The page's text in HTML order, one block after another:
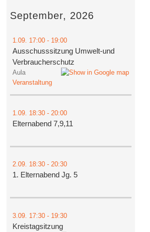
September, 2026
1.09. 17:00- 19:00
Ausschusssitzung Umwelt-und
Verbraucherschutz
Aula
Veranstaltung
1.09. 18:30- 20:00
Elternabend 7,9,11
2.09. 18:30- 20:30
1. Elternabend Jg. 5
3.09. 17:30- 19:30
Kreistagsitzung